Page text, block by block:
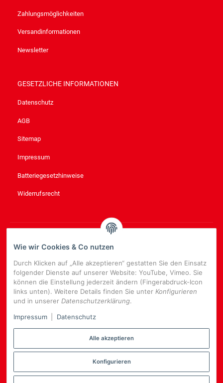
Zahlungsmöglichkeiten
Versandinformationen
Newsletter
GESETZLICHE INFORMATIONEN
Datenschutz
AGB
Sitemap
Impressum
Batteriegesetzhinweise
Widerrufsrecht
NEWSLETTER ABONNIEREN
Bitte senden Sie mir entsprechend Ihrer
Datenschutzerklärung
regelmäßig und jederzeit widerruflich Informationen zu Ihrem
Produktsortiment per E-Mail zu.
E-
Mail-
Adresse
NEWSLETTER
Wie wir Cookies & Co nutzen
Durch Klicken auf „Alle akzeptieren“ gestatten Sie den Einsatz
folgender Dienste auf unserer Website: YouTube, Vimeo. Sie
können die Einstellung jederzeit ändern (Fingerabdruck-Icon
links unten). Weitere Details finden Sie unter Konfigurieren
und in unserer Datenschutzerklärung.
Impressum
Datenschutz
Alle akzeptieren
Konfigurieren